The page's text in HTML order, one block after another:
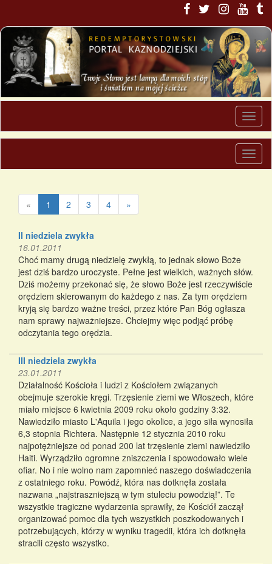
« 1 2 3 4 »
II niedziela zwykła
16.01.2011
Choć mamy drugą niedzielę zwykłą, to jednak słowo Boże
jest dziś bardzo uroczyste. Pełne jest wielkich, ważnych słów.
Dziś możemy przekonać się, że słowo Boże jest rzeczywiście
orędziem skierowanym do każdego z nas. Za tym orędziem
kryją się bardzo ważne treści, przez które Pan Bóg ogłasza
nam sprawy najważniejsze. Chciejmy więc podjąć próbę
odczytania tego orędzia.
III niedziela zwykła
23.01.2011
Działalność Kościoła i ludzi z Kościołem związanych
obejmuje szerokie kręgi. Trzęsienie ziemi we Włoszech, które
miało miejsce 6 kwietnia 2009 roku około godziny 3:32.
Nawiedziło miasto L'Aquila i jego okolice, a jego siła wynosiła
6,3 stopnia Richtera. Następnie 12 stycznia 2010 roku
najpotężniejsze od ponad 200 lat trzęsienie ziemi nawiedziło
Haiti. Wyrządziło ogromne zniszczenia i spowodowało wiele
ofiar. No i nie wolno nam zapomnieć naszego doświadczenia
z ostatniego roku. Powódź, która nas dotknęła została
nazwana „najstraszniejszą w tym stuleciu powodzią!”. Te
wszystkie tragiczne wydarzenia sprawiły, że Kościół zaczął
organizować pomoc dla tych wszystkich poszkodowanych i
potrzebujących, którzy w wyniku tragedii, która ich dotknęła
stracili często wszystko.